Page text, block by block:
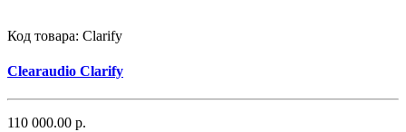
Код товара: Clarify
Clearaudio Clarify
110 000.00 р.